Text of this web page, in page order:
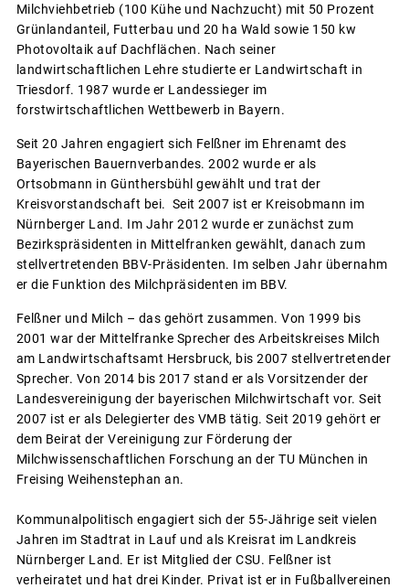
Milchviehbetrieb (100 Kühe und Nachzucht) mit 50 Prozent
Grünlandanteil, Futterbau und 20 ha Wald sowie 150 kw
Photovoltaik auf Dachflächen. Nach seiner
landwirtschaftlichen Lehre studierte er Landwirtschaft in
Triesdorf. 1987 wurde er Landessieger im
forstwirtschaftlichen Wettbewerb in Bayern.
Seit 20 Jahren engagiert sich Felßner im Ehrenamt des
Bayerischen Bauernverbandes. 2002 wurde er als
Ortsobmann in Günthersbühl gewählt und trat der
Kreisvorstandschaft bei. Seit 2007 ist er Kreisobmann im
Nürnberger Land. Im Jahr 2012 wurde er zunächst zum
Bezirkspräsidenten in Mittelfranken gewählt, danach zum
stellvertretenden BBV-Präsidenten. Im selben Jahr übernahm
er die Funktion des Milchpräsidenten im BBV.
Felßner und Milch – das gehört zusammen. Von 1999 bis
2001 war der Mittelfranke Sprecher des Arbeitskreises Milch
am Landwirtschaftsamt Hersbruck, bis 2007 stellvertretender
Sprecher. Von 2014 bis 2017 stand er als Vorsitzender der
Landesvereinigung der bayerischen Milchwirtschaft vor. Seit
2007 ist er als Delegierter des VMB tätig. Seit 2019 gehört er
dem Beirat der Vereinigung zur Förderung der
Milchwissenschaftlichen Forschung an der TU München in
Freising Weihenstephan an.
Kommunalpolitisch engagiert sich der 55-Jährige seit vielen
Jahren im Stadtrat in Lauf und als Kreisrat im Landkreis
Nürnberger Land. Er ist Mitglied der CSU. Felßner ist
verheiratet und hat drei Kinder. Privat ist er in Fußballvereinen